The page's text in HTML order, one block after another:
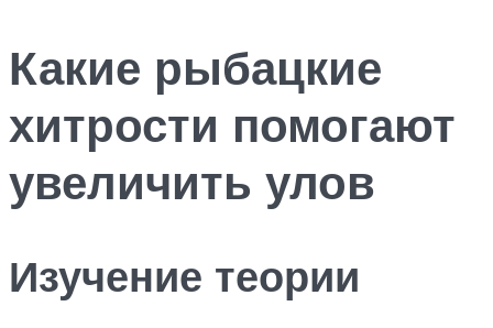
Какие рыбацкие
хитрости помогают
увеличить улов
Изучение теории